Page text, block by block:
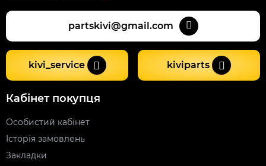
partskivi@gmail.com
kivi_service kiviparts
Кабінет покупця
Особистий кабінет
Історія замовлень
Закладки